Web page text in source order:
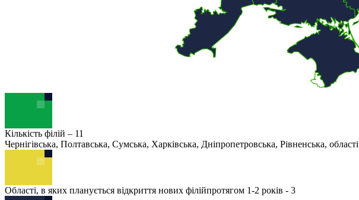
Кількість філій – 11
Чернігівська, Полтавська, Сумська, Харківська, Дніпропетровська, Рівненська, області
Області, в яких планується відкриття нових філійпротягом 1-2 років - 3